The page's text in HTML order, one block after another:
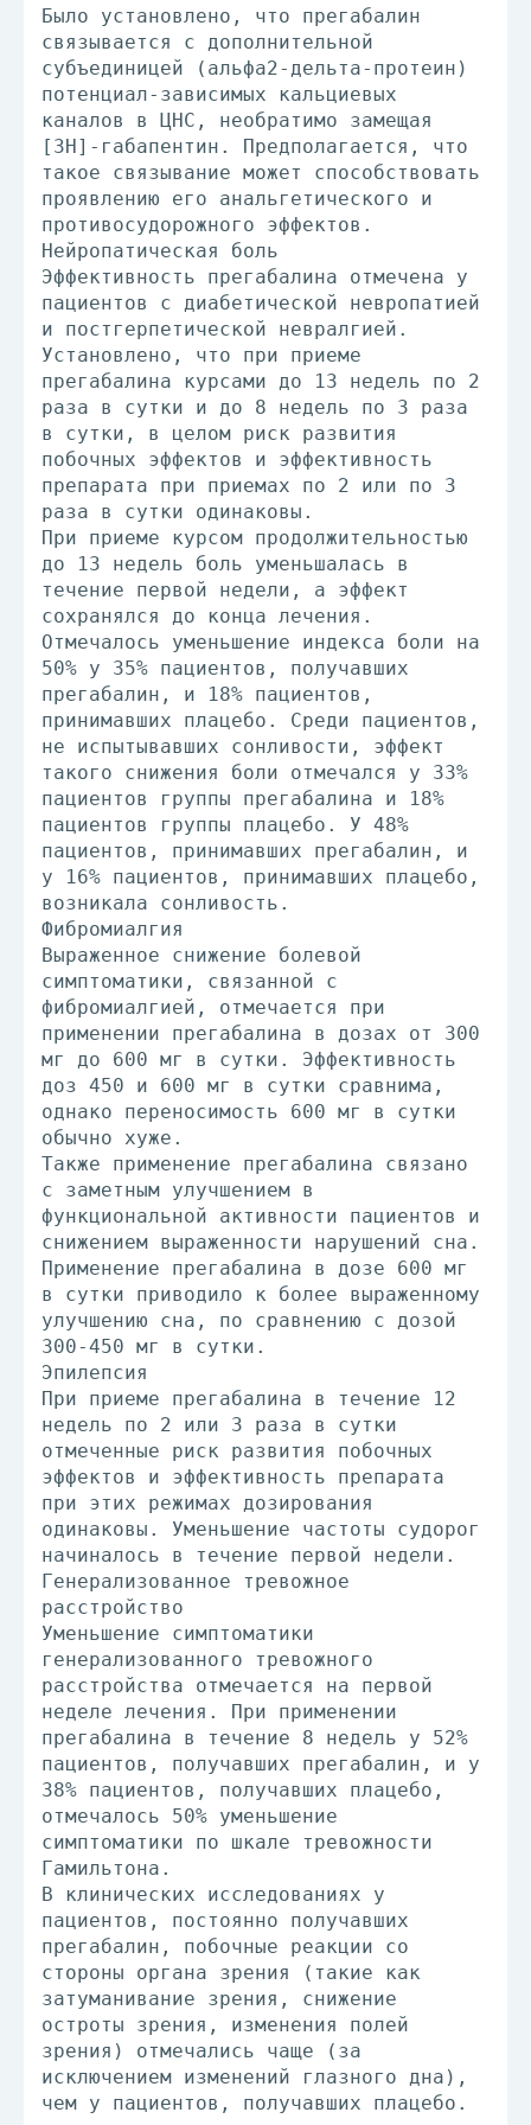
Было установлено, что прегабалин
связывается с дополнительной
субъединицей (альфа2-дельта-протеин)
потенциал-зависимых кальциевых
каналов в ЦНС, необратимо замещая
[3Н]-габапентин. Предполагается, что
такое связывание может способствовать
проявлению его анальгетического и
противосудорожного эффектов.
Нейропатическая боль
Эффективность прегабалина отмечена у
пациентов с диабетической невропатией
и постгерпетической невралгией.
Установлено, что при приеме
прегабалина курсами до 13 недель по 2
раза в сутки и до 8 недель по 3 раза
в сутки, в целом риск развития
побочных эффектов и эффективность
препарата при приемах по 2 или по 3
раза в сутки одинаковы.
При приеме курсом продолжительностью
до 13 недель боль уменьшалась в
течение первой недели, а эффект
сохранялся до конца лечения.
Отмечалось уменьшение индекса боли на
50% у 35% пациентов, получавших
прегабалин, и 18% пациентов,
принимавших плацебо. Среди пациентов,
не испытывавших сонливости, эффект
такого снижения боли отмечался у 33%
пациентов группы прегабалина и 18%
пациентов группы плацебо. У 48%
пациентов, принимавших прегабалин, и
у 16% пациентов, принимавших плацебо,
возникала сонливость.
Фибромиалгия
Выраженное снижение болевой
симптоматики, связанной с
фибромиалгией, отмечается при
применении прегабалина в дозах от 300
мг до 600 мг в сутки. Эффективность
доз 450 и 600 мг в сутки сравнима,
однако переносимость 600 мг в сутки
обычно хуже.
Также применение прегабалина связано
с заметным улучшением в
функциональной активности пациентов и
снижением выраженности нарушений сна.
Применение прегабалина в дозе 600 мг
в сутки приводило к более выраженному
улучшению сна, по сравнению с дозой
300-450 мг в сутки.
Эпилепсия
При приеме прегабалина в течение 12
недель по 2 или 3 раза в сутки
отмеченные риск развития побочных
эффектов и эффективность препарата
при этих режимах дозирования
одинаковы. Уменьшение частоты судорог
начиналось в течение первой недели.
Генерализованное тревожное
расстройство
Уменьшение симптоматики
генерализованного тревожного
расстройства отмечается на первой
неделе лечения. При применении
прегабалина в течение 8 недель у 52%
пациентов, получавших прегабалин, и у
38% пациентов, получавших плацебо,
отмечалось 50% уменьшение
симптоматики по шкале тревожности
Гамильтона.
В клинических исследованиях у
пациентов, постоянно получавших
прегабалин, побочные реакции со
стороны органа зрения (такие как
затуманивание зрения, снижение
остроты зрения, изменения полей
зрения) отмечались чаще (за
исключением изменений глазного дна),
чем у пациентов, получавших плацебо.